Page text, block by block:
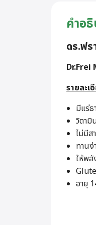
คำอ
ดร.ฟ
รายละ
มีแร่ธ
วิตามิ
ไม่มีส
ทาน
ให้พลั
อายุ